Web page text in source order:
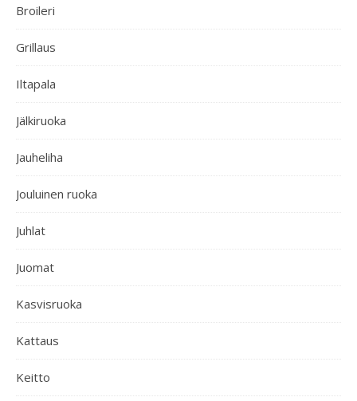
Broileri
Grillaus
Iltapala
Jälkiruoka
Jauheliha
Jouluinen ruoka
Juhlat
Juomat
Kasvisruoka
Kattaus
Keitto